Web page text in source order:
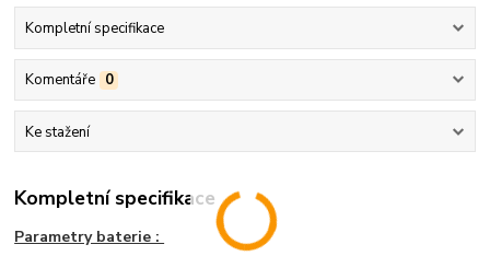
Kompletní specifikace
Komentáře 0
Ke stažení
Kompletní specifikace
Parametry baterie :